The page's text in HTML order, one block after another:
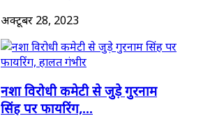
अक्टूबर 28, 2023
नशा विरोधी कमेटी से जुड़े गुरनाम
सिंह पर फायरिंग,...